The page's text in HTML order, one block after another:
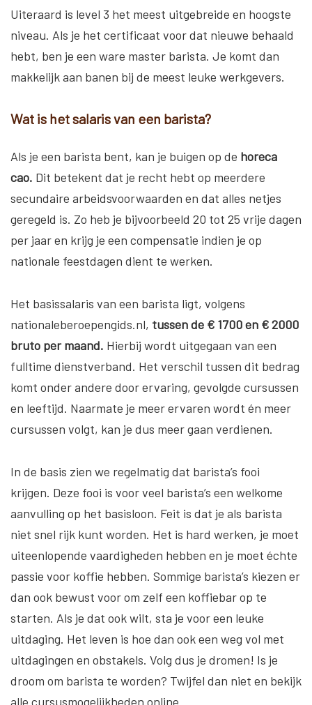
Uiteraard is level 3 het meest uitgebreide en hoogste
niveau. Als je het certificaat voor dat nieuwe behaald
hebt, ben je een ware master barista. Je komt dan
makkelijk aan banen bij de meest leuke werkgevers.
Wat is het salaris van een barista?
Als je een barista bent, kan je buigen op de horeca
cao. Dit betekent dat je recht hebt op meerdere
secundaire arbeidsvoorwaarden en dat alles netjes
geregeld is. Zo heb je bijvoorbeeld 20 tot 25 vrije dagen
per jaar en krijg je een compensatie indien je op
nationale feestdagen dient te werken.
Het basissalaris van een barista ligt, volgens
nationaleberoepengids.nl, tussen de € 1700 en € 2000
bruto per maand. Hierbij wordt uitgegaan van een
fulltime dienstverband. Het verschil tussen dit bedrag
komt onder andere door ervaring, gevolgde cursussen
en leeftijd. Naarmate je meer ervaren wordt én meer
cursussen volgt, kan je dus meer gaan verdienen.
In de basis zien we regelmatig dat barista’s fooi
krijgen. Deze fooi is voor veel barista’s een welkome
aanvulling op het basisloon. Feit is dat je als barista
niet snel rijk kunt worden. Het is hard werken, je moet
uiteenlopende vaardigheden hebben en je moet échte
passie voor koffie hebben. Sommige barista’s kiezen er
dan ook bewust voor om zelf een koffiebar op te
starten. Als je dat ook wilt, sta je voor een leuke
uitdaging. Het leven is hoe dan ook een weg vol met
uitdagingen en obstakels. Volg dus je dromen! Is je
droom om barista te worden? Twijfel dan niet en bekijk
alle cursusmogelijkheden online.